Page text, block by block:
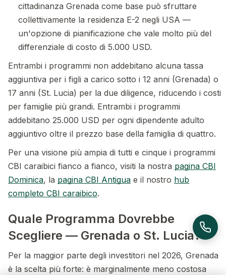
cittadinanza Grenada come base può sfruttare
collettivamente la residenza E-2 negli USA —
un'opzione di pianificazione che vale molto più del
differenziale di costo di 5.000 USD.
Entrambi i programmi non addebitano alcuna tassa
aggiuntiva per i figli a carico sotto i 12 anni (Grenada) o
17 anni (St. Lucia) per la due diligence, riducendo i costi
per famiglie più grandi. Entrambi i programmi
addebitano 25.000 USD per ogni dipendente adulto
aggiuntivo oltre il prezzo base della famiglia di quattro.
Per una visione più ampia di tutti e cinque i programmi
CBI caraibici fianco a fianco, visiti la nostra pagina CBI
Dominica, la pagina CBI Antigua e il nostro hub
completo CBI caraibico.
Quale Programma Dovrebbe
Scegliere — Grenada o St. Lucia?
Per la maggior parte degli investitori nel 2026, Grenada
è la scelta più forte: è marginalmente meno costosa